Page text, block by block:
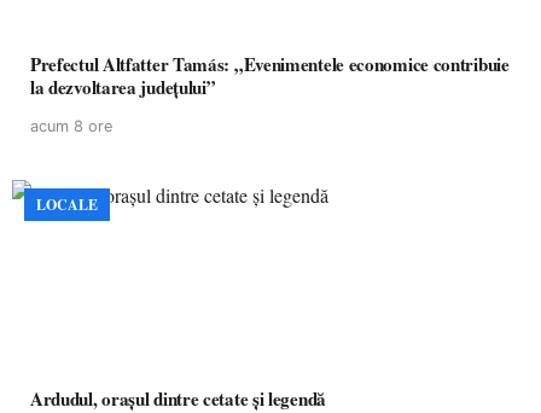
Prefectul Altfatter Tamás: „Evenimentele economice contribuie
la dezvoltarea județului”
acum 8 ore
LOCALE
Ardudul, orașul dintre cetate și legendă